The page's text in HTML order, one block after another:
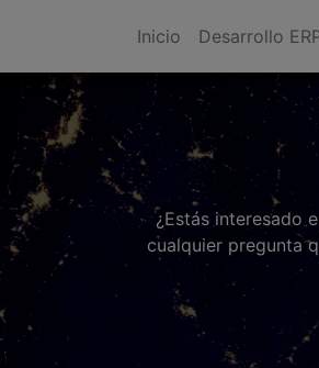
Inicio Desarrollo
¿Estás interesado
cualquier pregunta